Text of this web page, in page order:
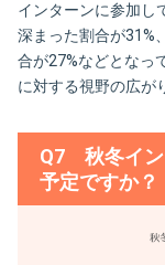
インターンに参加し
深まった割合が31%
合が27%などとなっ
に対する視野の広が
Q7 秋冬イン
予定ですか？